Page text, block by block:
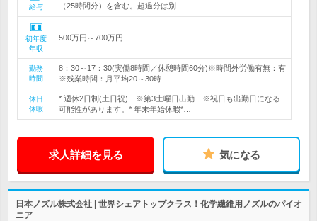
給与 （25時間分）を含む。超過分は別…
初年度
年収
500万円～700万円
勤務
時間
8：30～17：30(実働8時間／休憩時間60分)※時間外労働有無：有
※残業時間：月平均20～30時…
休日
休暇
* 週休2日制(土日祝) ※第3土曜日出勤 ※祝日も出勤日になる
可能性があります。* 年末年始休暇*…
求人詳細を見る 気になる
日本ノズル株式会社 | 世界シェアトップクラス！化学繊維用ノズルのパイオ
ニア